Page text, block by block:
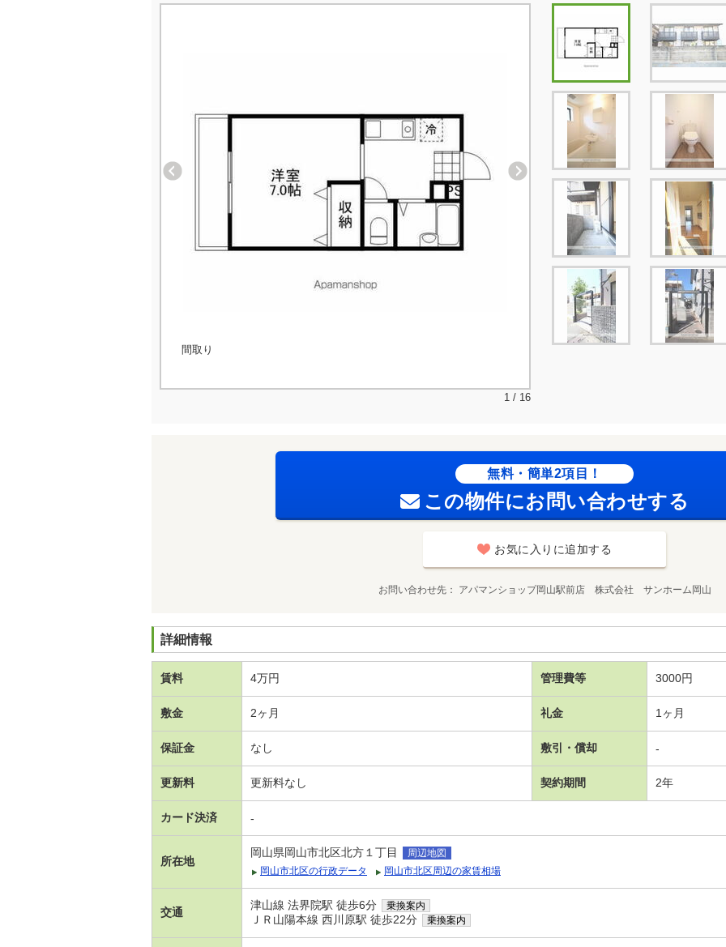
間取り
1 / 16
無料・簡単2項目！
この物件にお問い合わせする
お気に入りに追加する
お問い合わせ先 アパマンショップ岡山駅前店 株式会社 サンホーム岡山
詳細情報
賃料 4万円 管理費等 3000円
敷金 2ヶ月 礼金 1ヶ月
保証金 なし 敷引・償却 -
更新料 更新料なし 契約期間 2年
カード決済 -
所在地
岡山県岡山市北区北方１丁目
周辺地図
岡山市北区の行政データ
岡山市北区周辺の家賃相場
交通
津山線 法界院駅 徒歩6分 乗換案内
ＪＲ山陽本線 西川原駅 徒歩22分 乗換案内